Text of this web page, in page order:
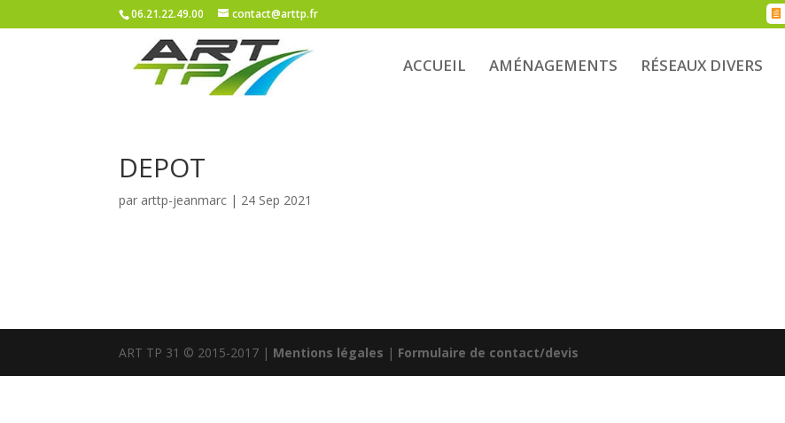
06.21.22.49.00 contact@arttp.fr
ACCUEIL AMÉNAGEMENTS RÉSEAUX DIVERS
DEPOT
par arttp-jeanmarc | 24 Sep 2021
ART TP 31 © 2015-2017 | Mentions légales | Formulaire de contact/devis